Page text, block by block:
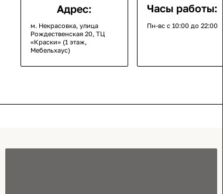
Адрес:
м. Некрасовка, улица
Рождественская 20, ТЦ
«Краски» (1 этаж,
Мебельхаус)
Часы работы:
Пн-вс с 10:00 до 22:00